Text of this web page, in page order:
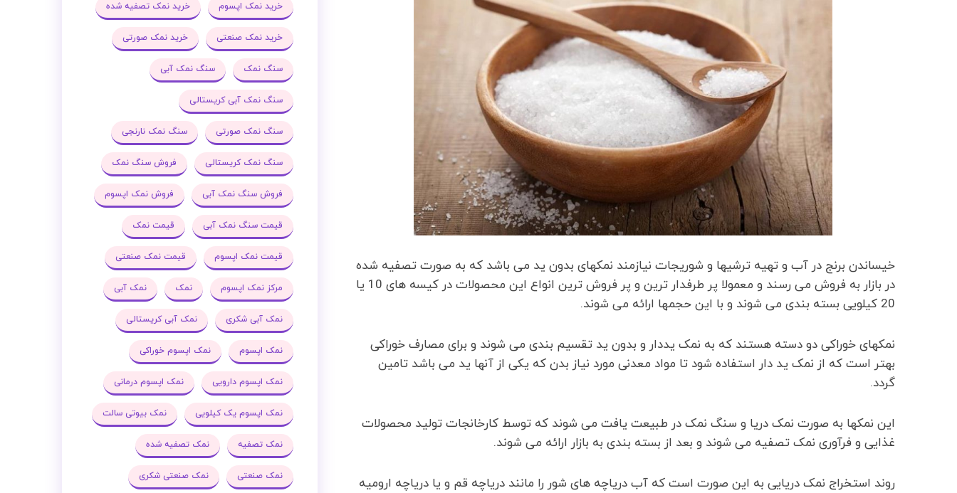
خیساندن برنج در آب و تهیه ترشیها و شوریجات نیازمند نمکهای بدون ید می باشد که به صورت تصفیه شده
در بازار به فروش می رسند و معمولا پر طرفدار ترین و پر فروش ترین انواع این محصولات در کیسه های 10 یا
20 کیلویی بسته بندی می شوند و با این حجمها ارائه می شوند.
نمکهای خوراکی دو دسته هستند که به نمک یددار و بدون ید تقسیم بندی می شوند و برای مصارف خوراکی
بهتر است که از نمک ید دار استفاده شود تا مواد معدنی مورد نیاز بدن که یکی از آنها ید می باشد تامین
گردد.
این نمکها به صورت نمک دریا و سنگ نمک در طبیعت یافت می شوند که توسط کارخانجات تولید محصولات
غذایی و فرآوری نمک تصفیه می شوند و بعد از بسته بندی به بازار ارائه می شوند.
روند استخراج نمک دریایی به این صورت است که آب دریاچه های شور را مانند دریاچه قم و یا دریاچه ارومیه
خرید نمک اپسوم خرید نمک تصفیه شده
خرید نمک صنعتی خرید نمک صورتی
سنگ نمک سنگ نمک آبی
سنگ نمک آبی کریستالی
سنگ نمک صورتی سنگ نمک نارنجی
سنگ نمک کریستالی فروش سنگ نمک
فروش سنگ نمک آبی فروش نمک اپسوم
قیمت سنگ نمک آبی قیمت نمک
قیمت نمک اپسوم قیمت نمک صنعتی
مرکز نمک اپسوم نمک نمک آبی
نمک آبی شکری نمک آبی کریستالی
نمک اپسوم نمک اپسوم خوراکی
نمک اپسوم دارویی نمک اپسوم درمانی
نمک اپسوم یک کیلویی نمک بیوتی سالت
نمک تصفیه نمک تصفیه شده
نمک صنعتی نمک صنعتی شکری